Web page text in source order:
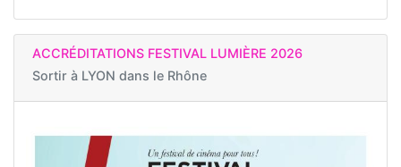
ACCRÉDITATIONS FESTIVAL LUMIÈRE 2026
Sortir à LYON dans le Rhône